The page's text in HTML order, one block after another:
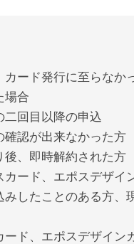
ード発行に至らなか
場合
回目以降の申込
認が出来なかった方
、即時解約された方
ード、エポスデザイ
みしたことのある方、
ド、エポスデザイン